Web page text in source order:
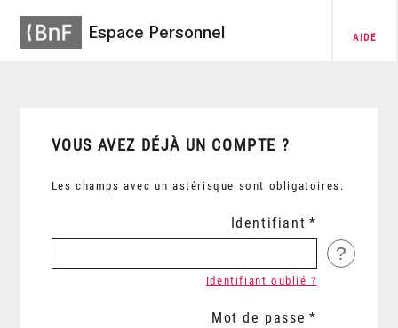
Espace Personnel AIDE
VOUS AVEZ DÉJÀ UN COMPTE ?
Les champs avec un astérisque sont obligatoires.
Identifiant
?
Identifiant oublié ?
Mot de passe